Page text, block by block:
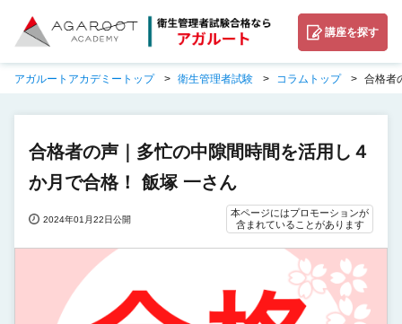
講座を探す
アガルートアカデミートップ 衛生管理者試験 コラムトップ 合格者
合格者の声｜多忙の中隙間時間を活用し４
か月で合格！ 飯塚 一さん
2024年01月22日公開
本ページにはプロモーションが
含まれていることがあります